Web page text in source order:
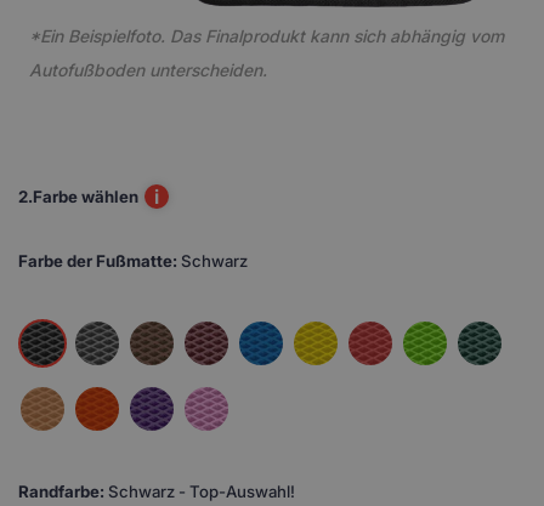
*Ein Beispielfoto. Das Finalprodukt kann sich abhängig vom
Autofußboden unterscheiden.
2.Farbe wählen i
Farbe der Fußmatte: Schwarz
Randfarbe: Schwarz - Top-Auswahl!